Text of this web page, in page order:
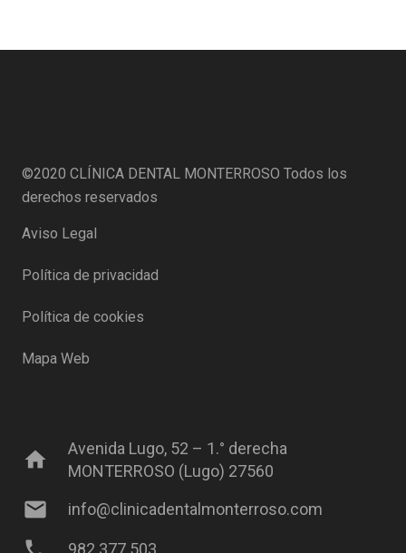
©2020 CLÍNICA DENTAL MONTERROSO Todos los
derechos reservados
Aviso Legal
Política de privacidad
Política de cookies
Mapa Web
home
Avenida Lugo, 52 – 1.° derecha
MONTERROSO (Lugo) 27560
mail info@clinicadentalmonterroso.com